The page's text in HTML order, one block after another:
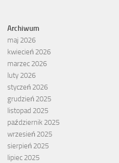
Archiwum
maj 2026
kwiecień 2026
marzec 2026
luty 2026
styczeń 2026
grudzień 2025
listopad 2025
październik 2025
wrzesień 2025
sierpień 2025
lipiec 2025